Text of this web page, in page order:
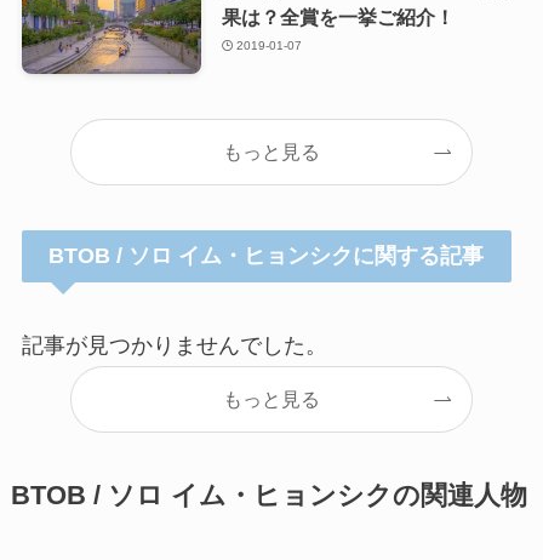
果は？全賞を一挙ご紹介！
2019-01-07
もっと見る
BTOB / ソロ イム・ヒョンシクに関する記事
記事が見つかりませんでした。
もっと見る
BTOB / ソロ イム・ヒョンシクの関連人物